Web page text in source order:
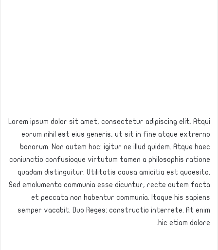
Lorem ipsum dolor sit amet, consectetur adipiscing elit. Atqui
eorum nihil est eius generis, ut sit in fine atque extrerno
bonorum. Non autem hoc: igitur ne illud quidem. Atque haec
coniunctio confusioque virtutum tamen a philosophis ratione
quadam distinguitur. Utilitatis causa amicitia est quaesita.
Sed emolumenta communia esse dicuntur, recte autem facta
et peccata non habentur communia. Itaque his sapiens
semper vacabit. Duo Reges: constructio interrete. At enim
hic etiam dolore.